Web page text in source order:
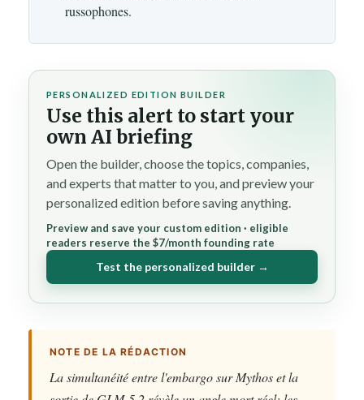
russophones.
PERSONALIZED EDITION BUILDER
Use this alert to start your
own AI briefing
Open the builder, choose the topics, companies,
and experts that matter to you, and preview your
personalized edition before saving anything.
Preview and save your custom edition · eligible
readers reserve the $7/month founding rate
Test the personalized builder →
NOTE DE LA RÉDACTION
La simultanéité entre l'embargo sur Mythos et la